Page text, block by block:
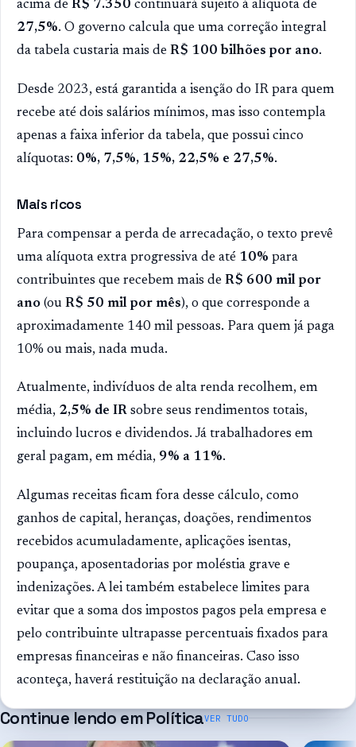
acima de R$ 7.350 continuará sujeito à alíquota de
27,5%. O governo calcula que uma correção integral
da tabela custaria mais de R$ 100 bilhões por ano.
Desde 2023, está garantida a isenção do IR para quem
recebe até dois salários mínimos, mas isso contempla
apenas a faixa inferior da tabela, que possui cinco
alíquotas: 0%, 7,5%, 15%, 22,5% e 27,5%.
Mais ricos
Para compensar a perda de arrecadação, o texto prevê
uma alíquota extra progressiva de até 10% para
contribuintes que recebem mais de R$ 600 mil por
ano (ou R$ 50 mil por mês), o que corresponde a
aproximadamente 140 mil pessoas. Para quem já paga
10% ou mais, nada muda.
Atualmente, indivíduos de alta renda recolhem, em
média, 2,5% de IR sobre seus rendimentos totais,
incluindo lucros e dividendos. Já trabalhadores em
geral pagam, em média, 9% a 11%.
Algumas receitas ficam fora desse cálculo, como
ganhos de capital, heranças, doações, rendimentos
recebidos acumuladamente, aplicações isentas,
poupança, aposentadorias por moléstia grave e
indenizações. A lei também estabelece limites para
evitar que a soma dos impostos pagos pela empresa e
pelo contribuinte ultrapasse percentuais fixados para
empresas financeiras e não financeiras. Caso isso
aconteça, haverá restituição na declaração anual.
Continue lendo emPolíticaVER TUDO